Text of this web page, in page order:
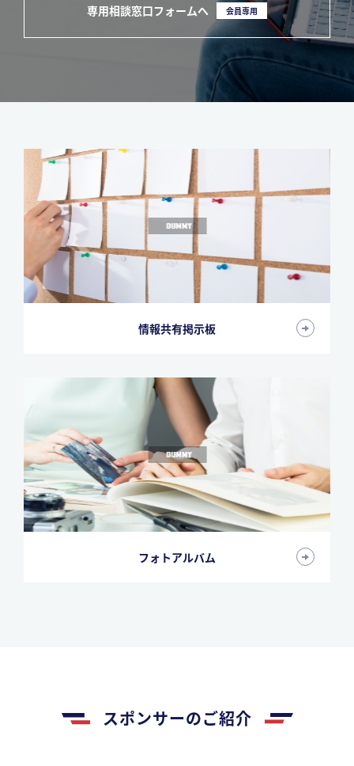
専用相談窓口フォームへ 会員専用
情報共有掲示板
フォトアルバム
スポンサーのご紹介